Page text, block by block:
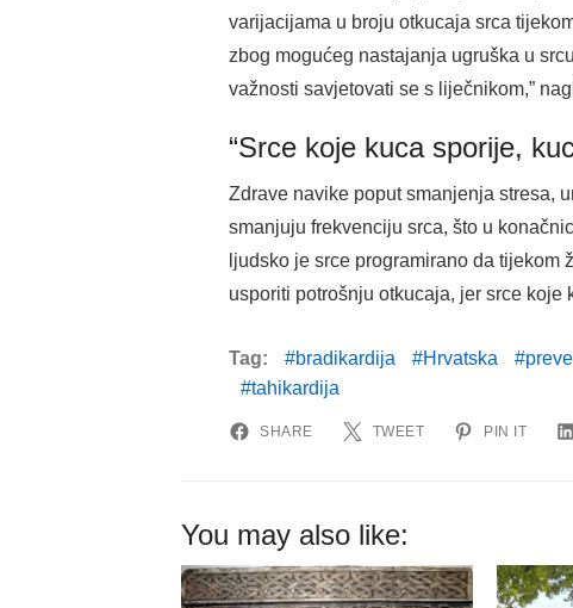
varijacijama u broju otkucaja srca
zbog mogućeg nastajanja ugruška u
važnosti savjetovati se s liječnikom,”
“Srce koje kuca sporije,
Zdrave navike poput smanjenja stresa,
smanjuju frekvenciju srca, što u
ljudsko je srce programirano da
usporiti potrošnju otkucaja, jer srce koje
Tag: bradikardija Hrvatska
tahikardija
SHARE TWEET PIN IT
You may also like: